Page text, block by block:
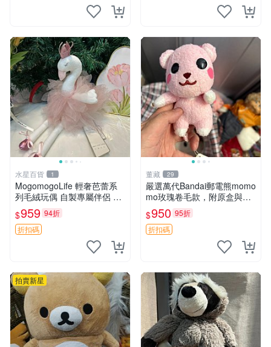
水星百貨 1
MogomogoLife 輕奢芭蕾系
列毛絨玩偶 自製專屬伴侶 帶
標牌全新成色 芭蕾系列 毛絨
玩偶 安撫玩具 新款上架
$959 94折
折扣碼
董藏 29
嚴選萬代Bandai郵電熊momo
mo玫瑰卷毛款，附原盒與吊
牌，粉嫩可愛入手即柔軟～
玫瑰卷毛 郵電熊 正品
$950 95折
折扣碼
拍賣新星